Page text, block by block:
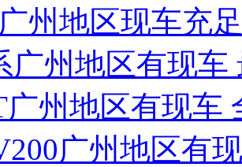
州地区现车充
广州地区有现车
州地区有现车
广州地区有